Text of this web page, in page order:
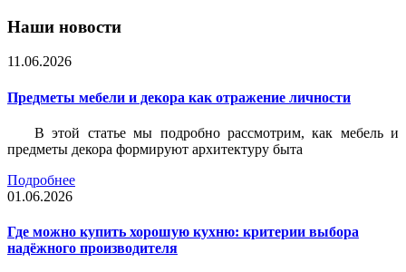
Наши новости
11.06.2026
Предметы мебели и декора как отражение личности
В этой статье мы подробно рассмотрим, как мебель и
предметы декора формируют архитектуру быта
Подробнее
01.06.2026
Где можно купить хорошую кухню: критерии выбора
надёжного производителя